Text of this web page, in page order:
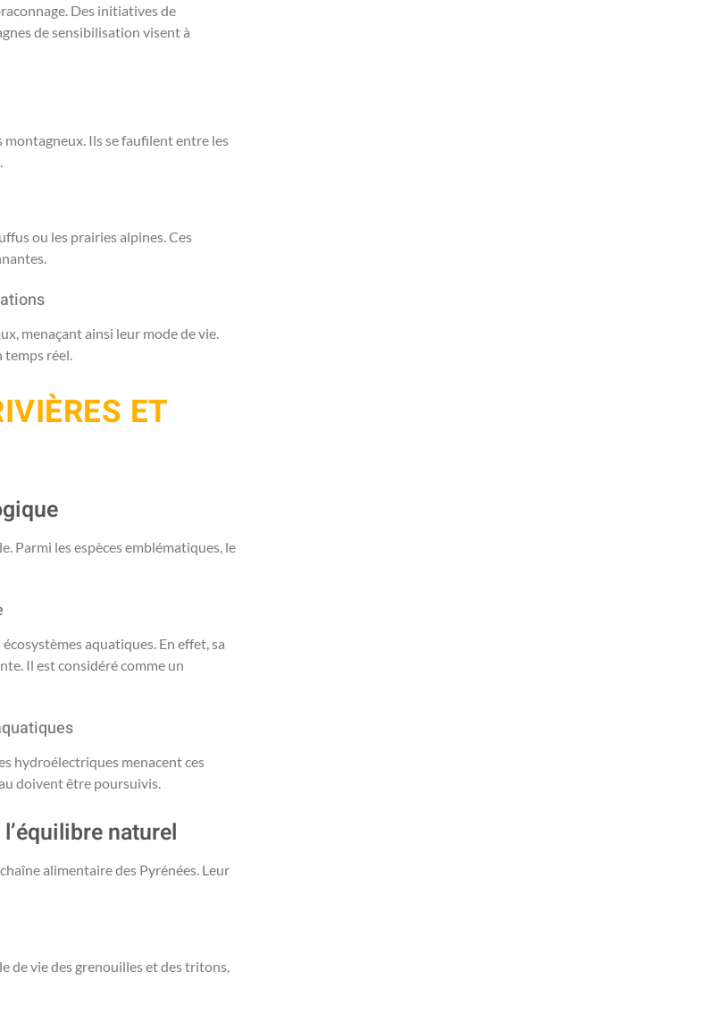
Des initiatives de
de sensibilisation visent à
montagneux. Ils se faufilent entre les
ou les prairies alpines. Ces
menaçant ainsi leur mode de vie.
réel.
ET
Parmi les espèces emblématiques, le
aquatiques. En effet, sa
Il est considéré comme un
hydroélectriques menacent ces
doivent être poursuivis.
naturel
alimentaire des Pyrénées. Leur
de vie des grenouilles et des tritons,